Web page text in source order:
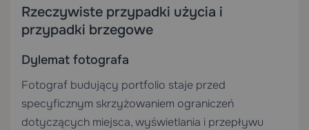
Rzeczywiste przypadki użycia i
przypadki brzegowe
Dylemat fotografa
Fotograf budujący portfolio staje przed
specyficznym skrzyżowaniem ograniczeń
dotyczących miejsca, wyświetlania i przepływu